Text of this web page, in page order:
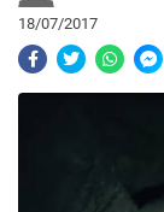
18/07/2017